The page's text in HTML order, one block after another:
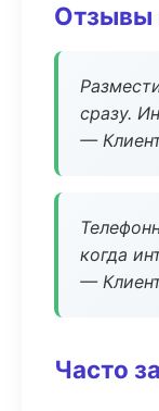
Отзывы
сразу.
—
когда
—
Часто